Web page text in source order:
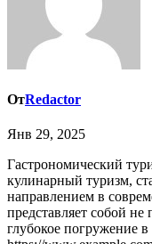
ОтRedactor
Янв 29, 2025
Гастрономический туризм, или как его еще называют,
кулинарный туризм,
направлением в
представляет собой
глубокое погружение